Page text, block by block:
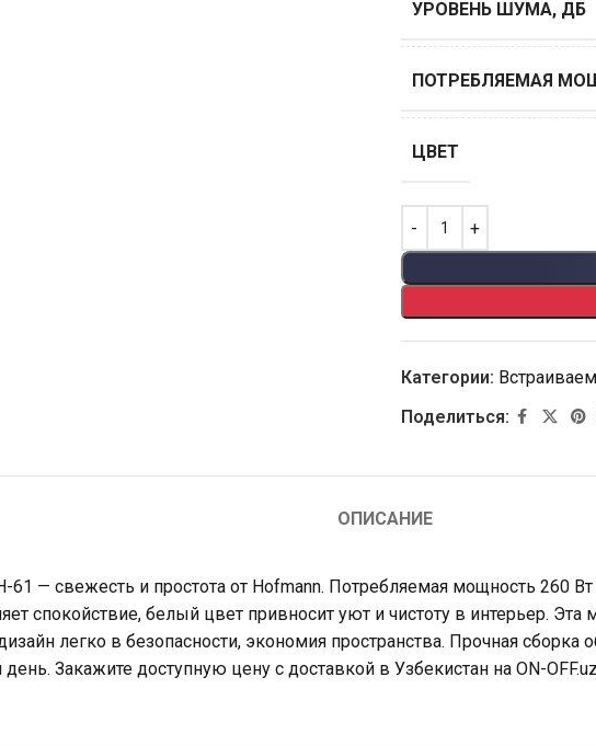
УРОВЕНЬ ШУМА, ДБ
ПОТРЕБЛЯЕМАЯ
ЦВЕТ
Категории:
Поделиться:
ОПИСАНИЕ
— свежесть и простота от Hofmann. Потребляемая мощность 260
спокойствие, белый цвет привносит уют и чистоту в интерьер.
легко в безопасности, экономия пространства. Прочная сборка
Закажите доступную цену с доставкой в ​​Узбекистан на ON-